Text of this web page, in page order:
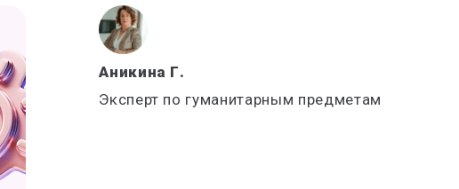
Аникина Г.
Эксперт по гуманитарным предметам